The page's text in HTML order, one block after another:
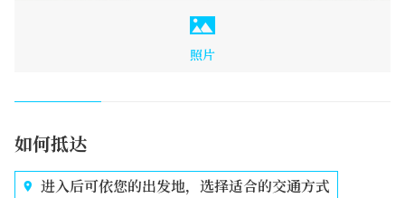
照片
如何抵达
进入后可依您的出发地，选择适合的交通方式